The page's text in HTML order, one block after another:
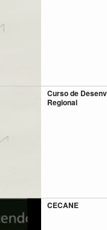
Curso de
Regional
CECANE